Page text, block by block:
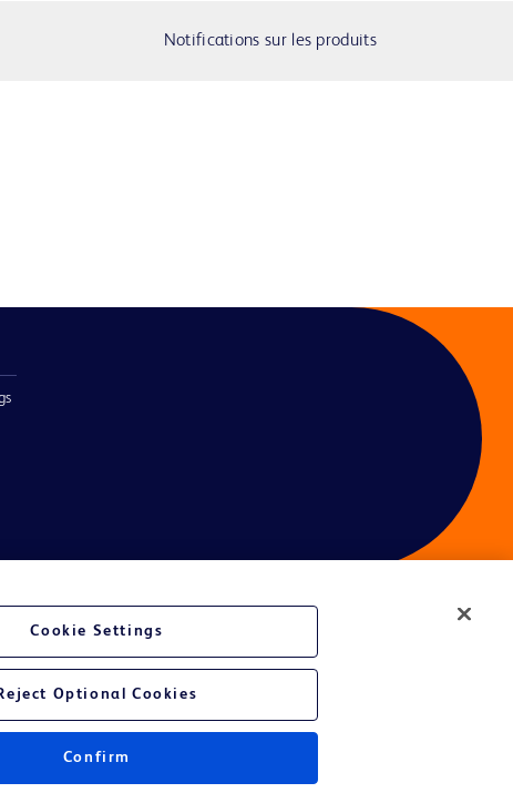
Notifications sur les produits
Cookie Settings
Optional Cookies
Confirm